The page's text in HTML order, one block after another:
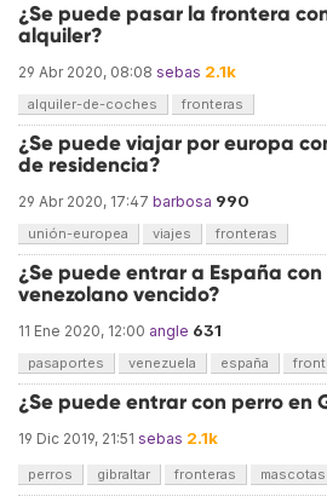
¿Se puede pasar la frontera
alquiler?
29 Abr 2020, 08:08 sebas 2.1k
alquiler-de-coches fronteras
¿Se puede viajar por europa
de residencia?
29 Abr 2020, 17:47 barbosa 990
unión-europea viajes fronteras
¿Se puede entrar a España
venezolano vencido?
11 Ene 2020, 12:00 angle 631
pasaportes venezuela españa
¿Se puede entrar con perro en
19 Dic 2019, 21:51 sebas 2.1k
perros gibraltar fronteras mascotas